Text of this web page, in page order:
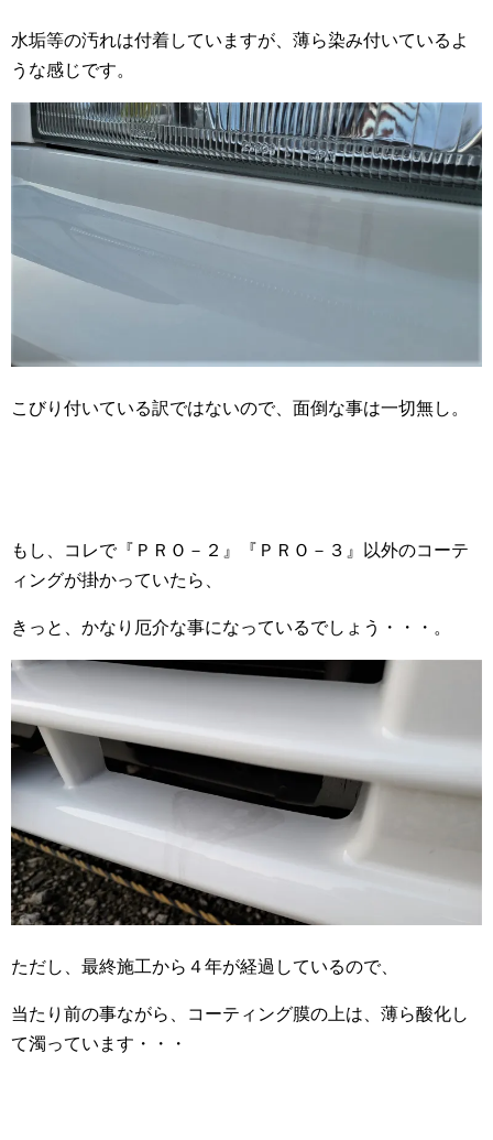
水垢等の汚れは付着していますが、薄ら染み付いているよ
うな感じです。
こびり付いている訳ではないので、面倒な事は一切無し。
もし、コレで『ＰＲＯ－２』『ＰＲＯ－３』以外のコーテ
ィングが掛かっていたら、
きっと、かなり厄介な事になっているでしょう・・・。
ただし、最終施工から４年が経過しているので、
当たり前の事ながら、コーティング膜の上は、薄ら酸化し
て濁っています・・・